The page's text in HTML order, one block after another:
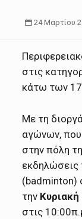
24 Μαρτίου
στις
κάτω των
Με τη
αγώνων,
στην πόλη
εκδηλώσεις
(badminton)
την
στις